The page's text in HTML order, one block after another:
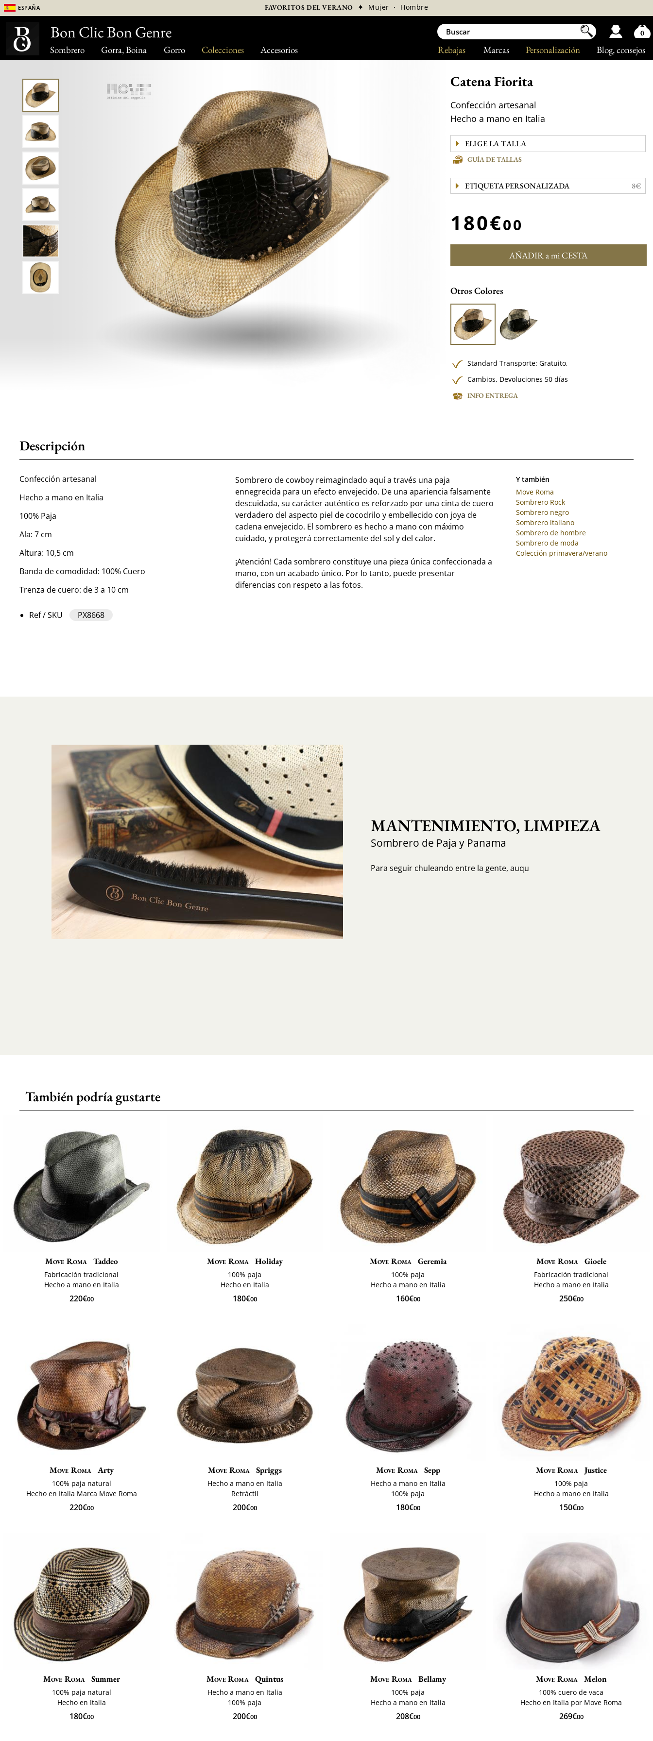
Sombrero Gorra, Boina Gorro Colecciones Accesorios Blog, consejos
Personalización
Marcas
Rebajas
España FAVORITOS DEL VERANO ✦ Mujer · Hombre
Catena Fiorita
Confección artesanal
Hecho a mano en Italia
GUÍA DE TALLAS
ETIQUETA PERSONALIZADA 8€
180€00
AÑADIR a mi CESTA
Otros Colores
Standard Transporte:Gratuito,
Cambios, Devoluciones 50 días
INFO ENTREGA
Descripción
Confección artesanal
Hecho a mano en Italia
100% Paja
Ala: 7 cm
Altura: 10,5 cm
Banda de comodidad: 100% Cuero
Trenza de cuero: de 3 a 10 cm
Ref / SKU PX8668
Sombrero de cowboy reimagindado aquí a través una paja
ennegrecida para un efecto envejecido. De una apariencia falsamente
descuidada, su carácter auténtico es reforzado por una cinta de cuero
verdadero del aspecto piel de cocodrilo y embellecido con joya de
cadena envejecido. El sombrero es hecho a mano con máximo
cuidado, y protegerá correctamente del sol y del calor.
¡Atención! Cada sombrero constituye una pieza única confeccionada a
mano, con un acabado único. Por lo tanto, puede presentar
diferencias con respeto a las fotos.
Y también
Move Roma
Sombrero Rock
Sombrero negro
Sombrero italiano
Sombrero de hombre
Sombrero de moda
Colección primavera/verano
MANTENIMIENTO, LIMPIEZA
Sombrero de Paja y Panama
Para seguir chuleando entre la gente, auqu
También podría gustarte
Move Roma Taddeo
Fabricación tradicional
Hecho a mano en Italia
220€00
Move Roma Holiday
100% paja
Hecho en Italia
180€00
Move Roma Geremia
100% paja
Hecho a mano en Italia
160€00
Move Roma Gioele
Fabricación tradicional
Hecho a mano en Italia
250€00
Move Roma Arty
100% paja natural
Hecho en Italia Marca Move Roma
220€00
Move Roma Spriggs
Hecho a mano en Italia
Retráctil
200€00
Move Roma Sepp
Hecho a mano en Italia
100% paja
180€00
Move Roma Justice
100% paja
Hecho a mano en Italia
150€00
Move Roma Summer
100% paja natural
Hecho en Italia
180€00
Move Roma Quintus
Hecho a mano en Italia
100% paja
200€00
Move Roma Bellamy
100% paja
Hecho a mano en Italia
208€00
Move Roma Melon
100% cuero de vaca
Hecho en Italia por Move Roma
269€00
Bon Clic Bon Genre 0